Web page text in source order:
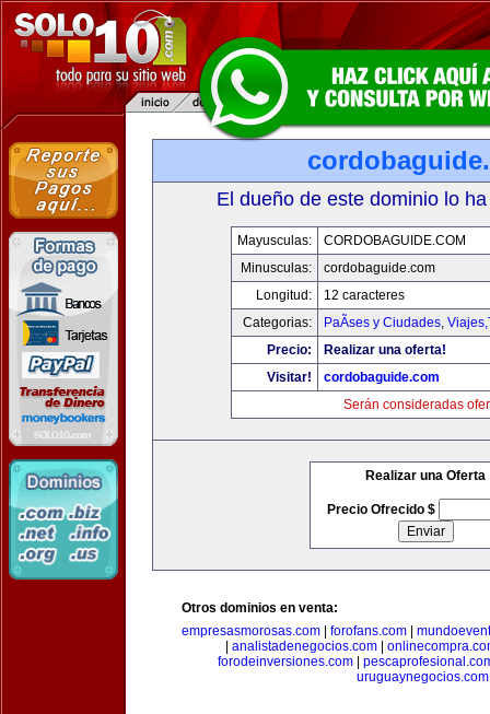
El dueño de este dominio lo
Mayusculas:
CORDOBAGUIDE.COM
Minusculas:
cordobaguide.com
Longitud:
12 caracteres
Categorias:
PaÃ­ses y Ciudades,
Precio:
Realizar una oferta!
Visitar!
cordobaguide.com
Serán consideradas
Realizar una Oferta
Precio Ofrecido $
Otros dominios en venta:
empresasmorosas.com
forofans.com
analistadenegocios.com
forodeinversiones.com
uruguaynegocios.com